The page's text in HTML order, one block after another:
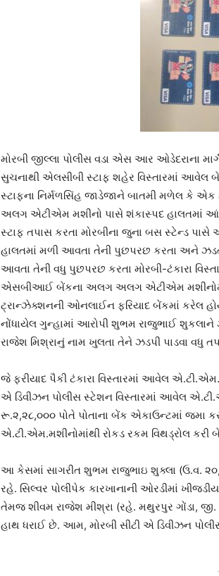
મોરબી જીલ્લા પોલીસ વડા એસ આર ઓડેદરાના
સુચનાથી એલસીબી સ્ટાફ શહેર વિસ્તારમાં આવેલ
સ્ટાફના નિર્મળસિંહ જાડેજાને બાતમી મળેલ
અલગ એટીએમ મશીનો પાસે શંકાસ્પદ હાલતમાં
સ્ટાફ તપાસ કરતા મોરબીના જુના બસ સ્ટેન્ડ
હાલતમાં મળી આવતા તેની પુછપરછ કરતા અને
આવતા તેની વધુ પુછપરછ કરતા મોરબી-ટંકારા
એસબીઆઈ બેંકના અલગ અલગ એટીએમ
ટ્રાન્ઝેક્શનની ઓનલાઈન ફરિયાદ બેંકમાં કરેલ
નોંધાયેલ ગુન્હામાં આરોપી શુભમ રાજુભાઈ શુકલાને
રાજેશ મિશ્રાનું નામ ખુલતા તેને ઝડપી પાડવા વધુ
જે ફરીયાદ પૈકી ટંકારા વિસ્તારમાં આવેલ
એ ડિવીઝન પોલીસ સ્ટેશન વિસ્તારમાં આવેલ
રૂ.૨,૨૮,૦૦૦ પોતે પોતાના બેંક એકાઉન્ટમાં
એ.ટી.એમ.મશીનોમાંથી રોકડ રકમ વિથડ્રોલ કરી
આ કેસમાં સાગરીત શુભમ રાજુભાઇ શુક્લા (ઉ.વ. ૨૦,
રહે. સિલ્વર પોલીપેક કારખાનાની ઓરડીમાં
તેમજ શીવમ રાજેશ મીશ્રા (રહે. મથુરપુર ગોંડા,
હાથ ધરાઈ છે. આમ, મોરબી સીટી એ ડિવીઝન